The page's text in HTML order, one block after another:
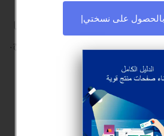
، فإن الخطوة التالية هي تجميل
لإظهار صفحات منتجك. فيما
عن مقاطع الفيديو الخاصة بالمنتج.
التوضيحية
الموسيقى الخلفية الخفيفة في
على نسختي|